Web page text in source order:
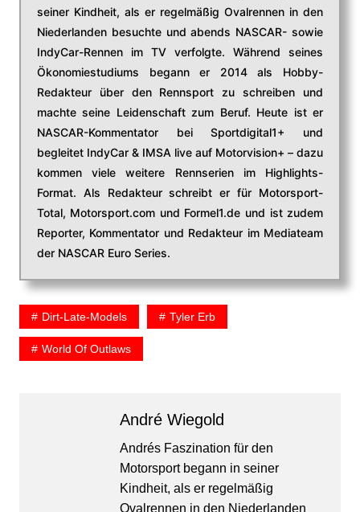
seiner Kindheit, als er regelmäßig Ovalrennen in den
Niederlanden besuchte und abends NASCAR- sowie
IndyCar-Rennen im TV verfolgte. Während seines
Ökonomiestudiums begann er 2014 als Hobby-
Redakteur über den Rennsport zu schreiben und
machte seine Leidenschaft zum Beruf. Heute ist er
NASCAR-Kommentator bei Sportdigital1+ und
begleitet IndyCar & IMSA live auf Motorvision+ – dazu
kommen viele weitere Rennserien im Highlights-
Format. Als Redakteur schreibt er für Motorsport-
Total, Motorsport.com und Formel1.de und ist zudem
Reporter, Kommentator und Redakteur im Mediateam
der NASCAR Euro Series.
Dirt-Late-Models Tyler Erb
World Of Outlaws
André Wiegold
Andrés Faszination für den
Motorsport begann in seiner
Kindheit, als er regelmäßig
Ovalrennen in den Niederlanden